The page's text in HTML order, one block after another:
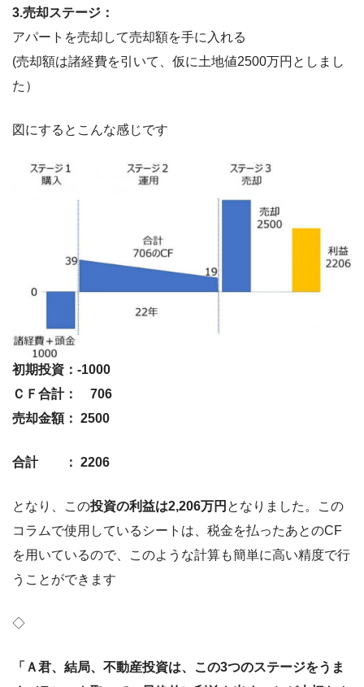
3.売却ステージ：
アパートを売却して売却額を手に入れる
(売却額は諸経費を引いて、仮に土地値2500万円としまし
た）
図にするとこんな感じです
初期投資：-1000
ＣＦ合計： 706
売却金額： 2500
合計 ： 2206
となり、この投資の利益は2,206万円 となりました。この
コラムで使用しているシートは、税金を払ったあとのCF
を用いているので、このような計算も簡単に高い精度で行
うことができます
◇
「Ａ君、結局、不動産投資は、この3つのステージをうま